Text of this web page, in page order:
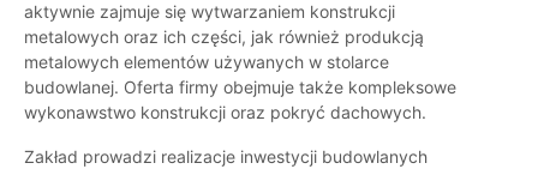
aktywnie zajmuje się wytwarzaniem konstrukcji
metalowych oraz ich części, jak również produkcją
metalowych elementów używanych w stolarce
budowlanej. Oferta firmy obejmuje także kompleksowe
wykonawstwo konstrukcji oraz pokryć dachowych.
Zakład prowadzi realizacje inwestycji budowlanych